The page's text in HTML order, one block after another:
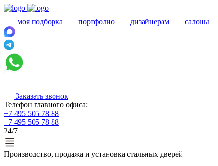
моя подборка портфолио дизайнерам салоны
Заказать звонок
Телефон главного офиса:
+7 495 505 78 88
+7 495 505 78 88
24/7
Производство, продажа и установка стальных дверей